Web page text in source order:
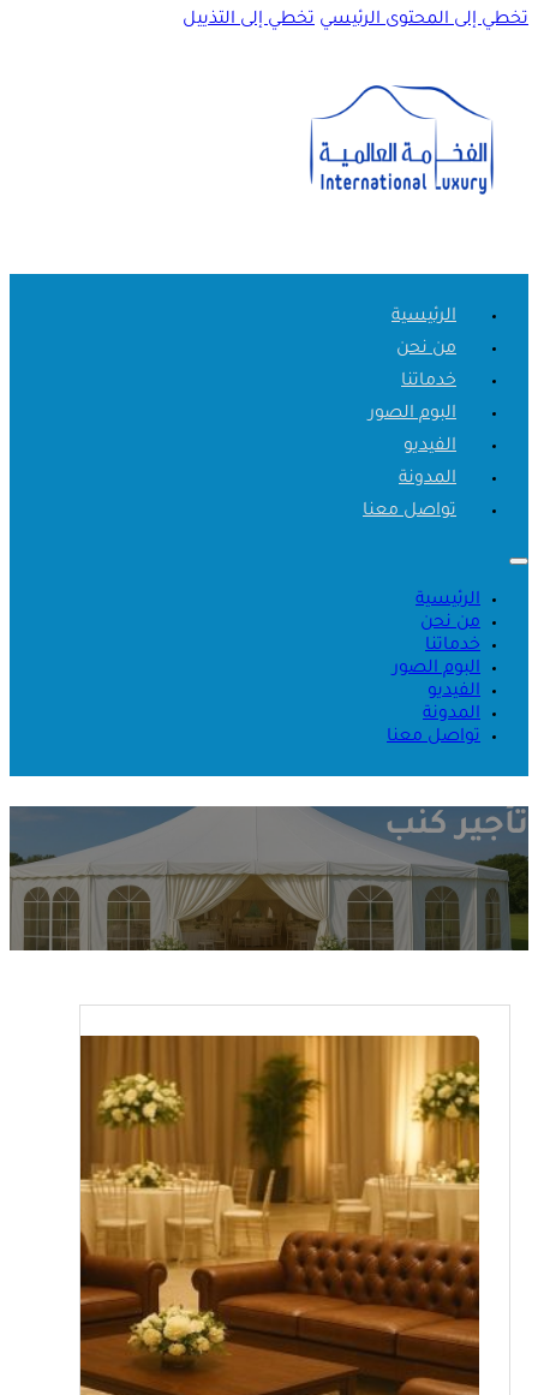
تخطي إلى المحتوى الرئيسي تخطي إلى التذييل
الرئيسية
من نحن
خدماتنا
البوم الصور
الفيديو
المدونة
تواصل معنا
الرئيسية
من نحن
خدماتنا
البوم الصور
الفيديو
المدونة
تواصل معنا
تأجير كنب